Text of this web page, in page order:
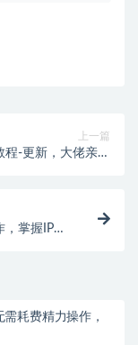
上一篇
程-更新，大佬亲测
掌握IP打
耗费精力操作，